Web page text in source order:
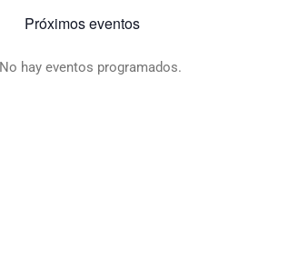
Próximos eventos
No hay eventos programados.